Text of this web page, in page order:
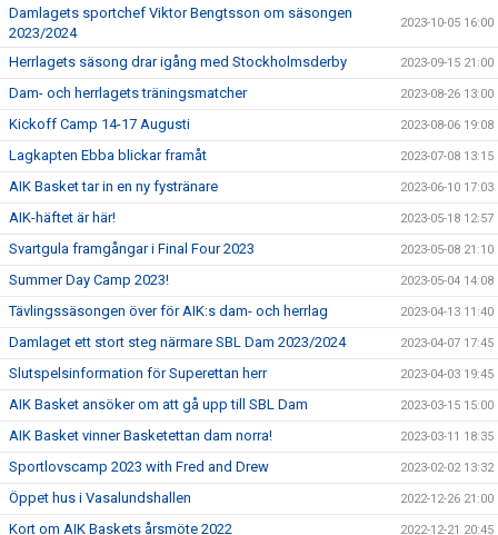
Damlagets sportchef Viktor Bengtsson om säsongen
2023/2024
2023-10-05 16:00
Herrlagets säsong drar igång med Stockholmsderby 2023-09-15 21:00
Dam- och herrlagets träningsmatcher 2023-08-26 13:00
Kickoff Camp 14-17 Augusti 2023-08-06 19:08
Lagkapten Ebba blickar framåt 2023-07-08 13:15
AIK Basket tar in en ny fystränare 2023-06-10 17:03
AIK-häftet är här! 2023-05-18 12:57
Svartgula framgångar i Final Four 2023 2023-05-08 21:10
Summer Day Camp 2023! 2023-05-04 14:08
Tävlingssäsongen över för AIK:s dam- och herrlag 2023-04-13 11:40
Damlaget ett stort steg närmare SBL Dam 2023/2024 2023-04-07 17:45
Slutspelsinformation för Superettan herr 2023-04-03 19:45
AIK Basket ansöker om att gå upp till SBL Dam 2023-03-15 15:00
AIK Basket vinner Basketettan dam norra! 2023-03-11 18:35
Sportlovscamp 2023 with Fred and Drew 2023-02-02 13:32
Öppet hus i Vasalundshallen 2022-12-26 21:00
Kort om AIK Baskets årsmöte 2022 2022-12-21 20:45